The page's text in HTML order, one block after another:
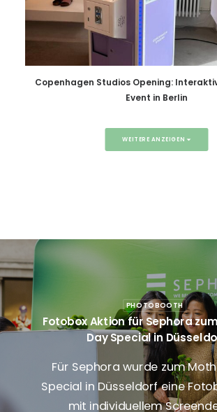
Copenhagen Studios Opening:
Event in Berlin
WEITERE ANZEIGEN
PHOTOBOOTH
Fotobox Aktion für Sephora
Day Special in
Für Sephora wurde zum
Special in Düsseldorf eine
mit individuellem